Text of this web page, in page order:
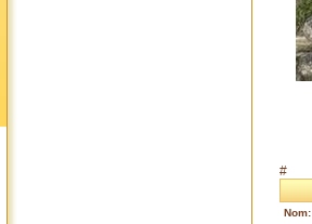
#
Nom: